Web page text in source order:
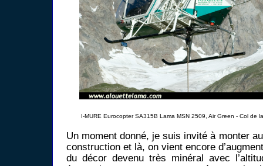
I-MURE Eurocopter SA315B Lama MSN 2509, Air Green - Col de
Un moment donné, je suis invité à monter
construction et là, on vient encore
du décor devenu très minéral avec